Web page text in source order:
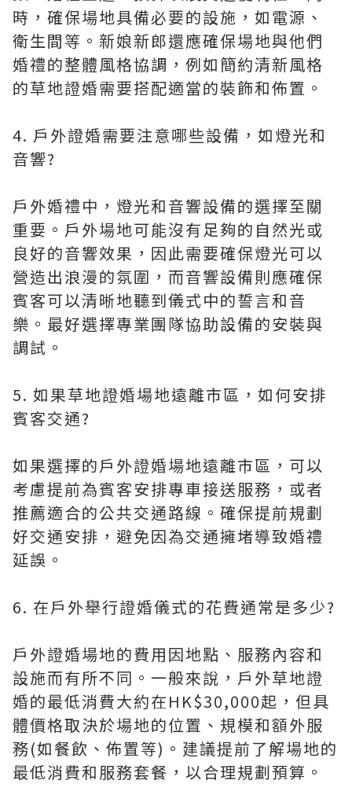
時，確保場地具備必要的設施，如電源、
衛生間等。新娘新郎還應確保場地與他們
婚禮的整體風格協調，例如簡約清新風格
的草地證婚需要搭配適當的裝飾和佈置。
4. 戶外證婚需要注意哪些設備，如燈光和
音響?
戶外婚禮中，燈光和音響設備的選擇至關
重要。戶外場地可能沒有足夠的自然光或
良好的音響效果，因此需要確保燈光可以
營造出浪漫的氛圍，而音響設備則應確保
賓客可以清晰地聽到儀式中的誓言和音
樂。最好選擇專業團隊協助設備的安裝與
調試。
5. 如果草地證婚場地遠離市區，如何安排
賓客交通?
如果選擇的戶外證婚場地遠離市區，可以
考慮提前為賓客安排專車接送服務，或者
推薦適合的公共交通路線。確保提前規劃
好交通安排，避免因為交通擁堵導致婚禮
延誤。
6. 在戶外舉行證婚儀式的花費通常是多少?
戶外證婚場地的費用因地點、服務內容和
設施而有所不同。一般來說，戶外草地證
婚的最低消費大約在HK$30,000起，但具
體價格取決於場地的位置、規模和額外服
務(如餐飲、佈置等)。建議提前了解場地的
最低消費和服務套餐，以合理規劃預算。